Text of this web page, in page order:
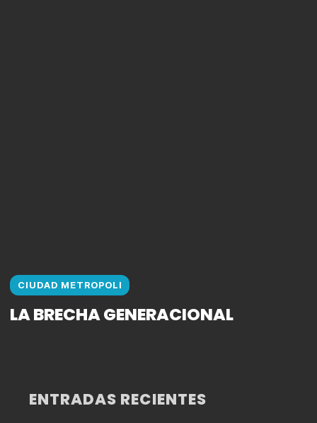
CIUDAD METROPOLI
LA BRECHA GENERACIONAL
ENTRADAS RECIENTES